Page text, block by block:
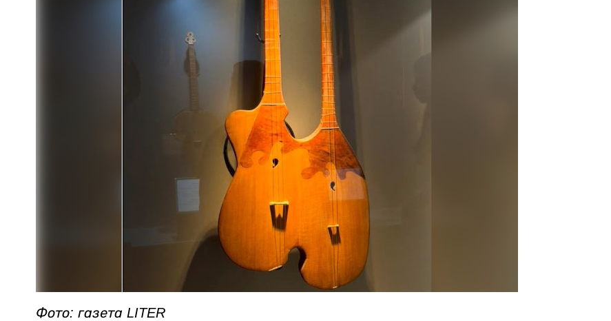
Фото: газета LITER